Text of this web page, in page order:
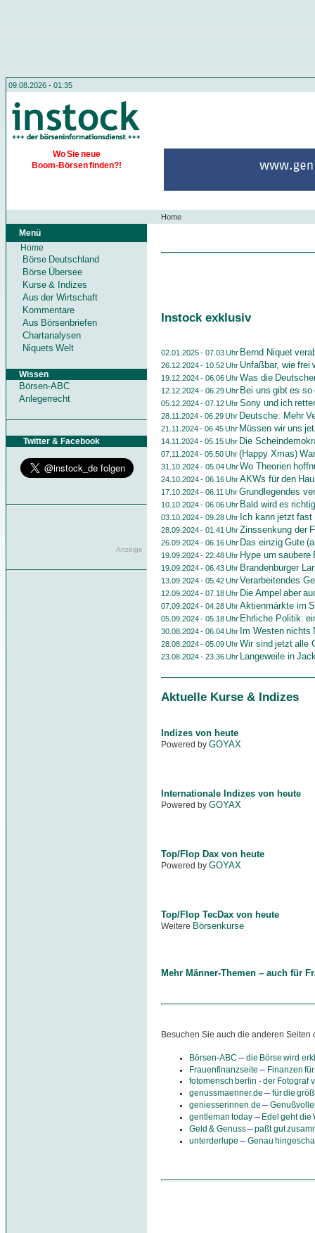
09.08.2026 - 01:35
Wo Sie neue
Boom-Börsen finden?!
Home
Menü
Home
Börse Deutschland
Börse Übersee
Kurse & Indizes
Aus der Wirtschaft
Kommentare
Aus Börsenbriefen
Chartanalysen
Niquets Welt
Wissen
Börsen-ABC
Anlegerrecht
Twitter & Facebook
Anzeige
Instock exklusiv
02.01.2025 - 07.03 Uhr Bernd Niquet
26.12.2024 - 10.52 Uhr Unfaßbar, wie frei
19.12.2024 - 06.06 UhrWas die
12.12.2024 - 06.29 Uhr Bei uns gibt es so
05.12.2024 - 07.12 UhrSony und ich
28.11.2024 - 06.29 Uhr Deutsche: Mehr
21.11.2024 - 06.45 Uhr Müssen wir uns
14.11.2024 - 05.15 Uhr Die
07.11.2024 - 05.50 Uhr(Happy Xmas)
31.10.2024 - 05.04 UhrWo Theorien
24.10.2024 - 06.16 UhrAKWs für den
17.10.2024 - 06.11 UhrGrundlegendes
10.10.2024 - 06.06 Uhr Bald wird es
03.10.2024 - 09.28 Uhr Ich kann jetzt
28.09.2024 - 01.41 UhrZinssenkung der
26.09.2024 - 06.16 Uhr Das einzig Gute
19.09.2024 - 22.48 Uhr Hype um saubere
19.09.2024 - 06.43 Uhr Brandenburger
13.09.2024 - 05.42 UhrVerarbeitendes
12.09.2024 - 07.18 Uhr Die Ampel aber
07.09.2024 - 04.28 UhrAktienmärkte im
05.09.2024 - 05.18 Uhr Ehrliche Politik:
30.08.2024 - 06.04 Uhr Im Westen nichts
28.08.2024 - 05.09 UhrWir sind jetzt alle
23.08.2024 - 23.36 Uhr Langeweile in
Aktuelle Kurse & Indizes
Indizes von heute
Powered by GOYAX
Internationale Indizes von heute
Powered by GOYAX
Top/Flop Dax von heute
Powered by GOYAX
Top/Flop TecDax von heute
Weitere Börsenkurse
Mehr Männer-Themen – auch für
Besuchen Sie auch die anderen Seiten
Börsen-ABC– die Börse wird
Frauenfinanzseite– Finanzen
fotomensch berlin - der Fotograf
genussmaenner.de– für die
geniesserinnen.de–
gentleman today –Edel geht die
Geld & Genuss–paßt gut
unterderlupe– Genau